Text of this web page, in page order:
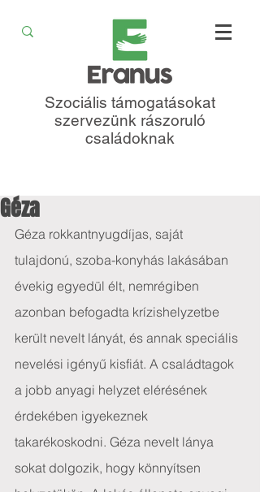
Szociális támogatásokat
szervezünk rászoruló
családoknak
Géza
Géza rokkantnyugdíjas, saját
tulajdonú, szoba-konyhás lakásában
évekig egyedül élt, nemrégiben
azonban befogadta krízishelyzetbe
került nevelt lányát, és annak speciális
nevelési igényű kisfiát. A családtagok
a jobb anyagi helyzet elérésének
érdekében igyekeznek
takarékoskodni. Géza nevelt lánya
sokat dolgozik, hogy könnyítsen